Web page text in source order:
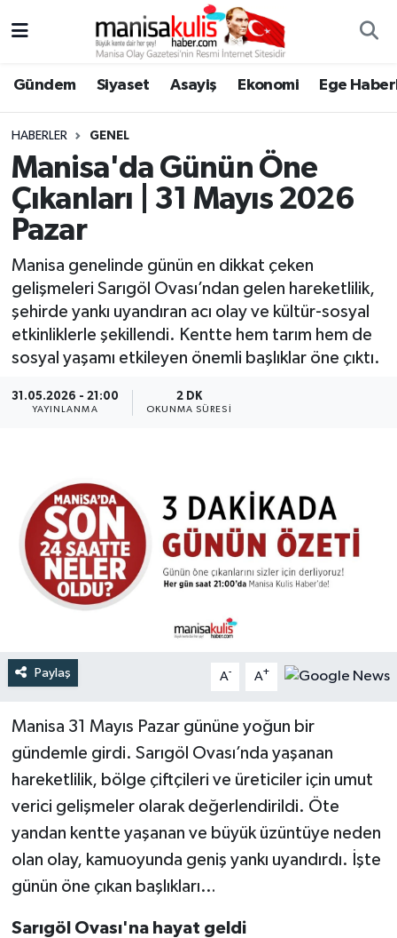
Gündem Siyaset Asayiş Ekonomi Ege
HABERLER GENEL
Manisa'da Günün Öne
Çıkanları | 31 Mayıs 2026
Pazar
Manisa genelinde günün en dikkat çeken
gelişmeleri Sarıgöl Ovası’ndan gelen hareketlilik,
şehirde yankı uyandıran acı olay ve kültür-sosyal
etkinliklerle şekillendi. Kentte hem tarım hem de
sosyal yaşamı etkileyen önemli başlıklar öne çıktı.
31.05.2026 - 21:00
YAYINLANMA
2 DK
OKUNMA SÜRESI
Paylaş A- A+
Manisa 31 Mayıs Pazar gününe yoğun bir
gündemle girdi. Sarıgöl Ovası’nda yaşanan
hareketlilik, bölge çiftçileri ve üreticiler için umut
verici gelişmeler olarak değerlendirildi. Öte
yandan kentte yaşanan ve büyük üzüntüye neden
olan olay, kamuoyunda geniş yankı uyandırdı. İşte
günün öne çıkan başlıkları…
Sarıgöl Ovası'na hayat geldi
Ege Haberleri
Ekonomi
Genel
Resmi İlan
Siyaset
Yunusemre Hava Durumu
Yunusemre Trafik Yoğunluk Haritası
Süper Lig Puan Durumu ve Fikstür
Son Dakika Haberleri
Haber Arşivi